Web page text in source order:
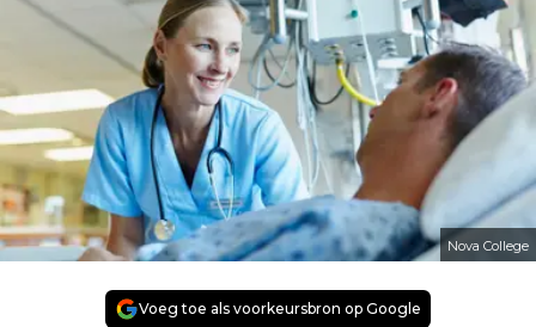
Nova College
Voeg toe als voorkeursbron op Google